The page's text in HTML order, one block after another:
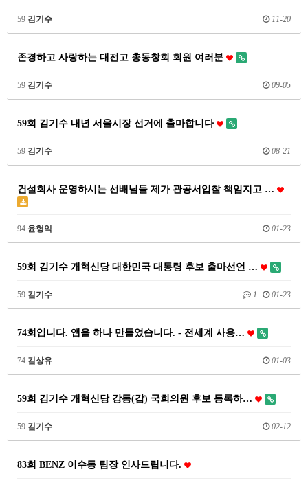
59 김기수 11-20
존경하고 사랑하는 대전고 총동창회 회원 여러분
59 김기수 09-05
59회 김기수 내년 서울시장 선거에 출마합니다
59 김기수 08-21
건설회사 운영하시는 선배님들 제가 관공서입찰 책임지고 …
94 윤형익 01-23
59회 김기수 개혁신당 대한민국 대통령 후보 출마선언 …
59 김기수 1 01-23
74회입니다. 앱을 하나 만들었습니다. - 전세계 사용…
74 김상유 01-03
59회 김기수 개혁신당 강동(갑) 국회의원 후보 등록하…
59 김기수 02-12
83회 BENZ 이수동 팀장 인사드립니다.